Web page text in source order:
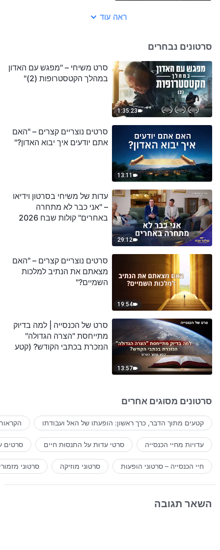
ראה עוד
סרטונים נבחרים
1:35:23
סרט משיחי – "מפגש עם האדון
במהלך הקטסטרופות (2)"
13:11
סרטים נוצריים קצרים – "האם
אתם יודעים איך יבוא האדון?"
29:12
עדות של משיחי בסרטון וידיאו
– "אני כבר לא מתחרה
באחרים" קולות שבח 2026
19:54
סרטים נוצריים קצרים – "האם
מצאתם את הנתיב למלכות
השמיים?"
13:57
סרט של הכנסייה | למה בדיוק
מתייחסת "הצרה הגדולה"
הנזכרת בכתבי הקודש? (קטע
סרטונים מסוגים אחרים
קטעים מתוך הדבר, כרך ראשון: הופעתו של האל ועבודתו
עדויות מחיי הכנסייה סרטי עדוּת על התנסוּת חיים סרטים
חיי הכנסייה – סרטוני הופעות סרטוני מוזיקה סרטוני
השאר תגובה